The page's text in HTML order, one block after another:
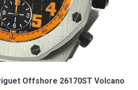
Offshore 26170ST Volcano